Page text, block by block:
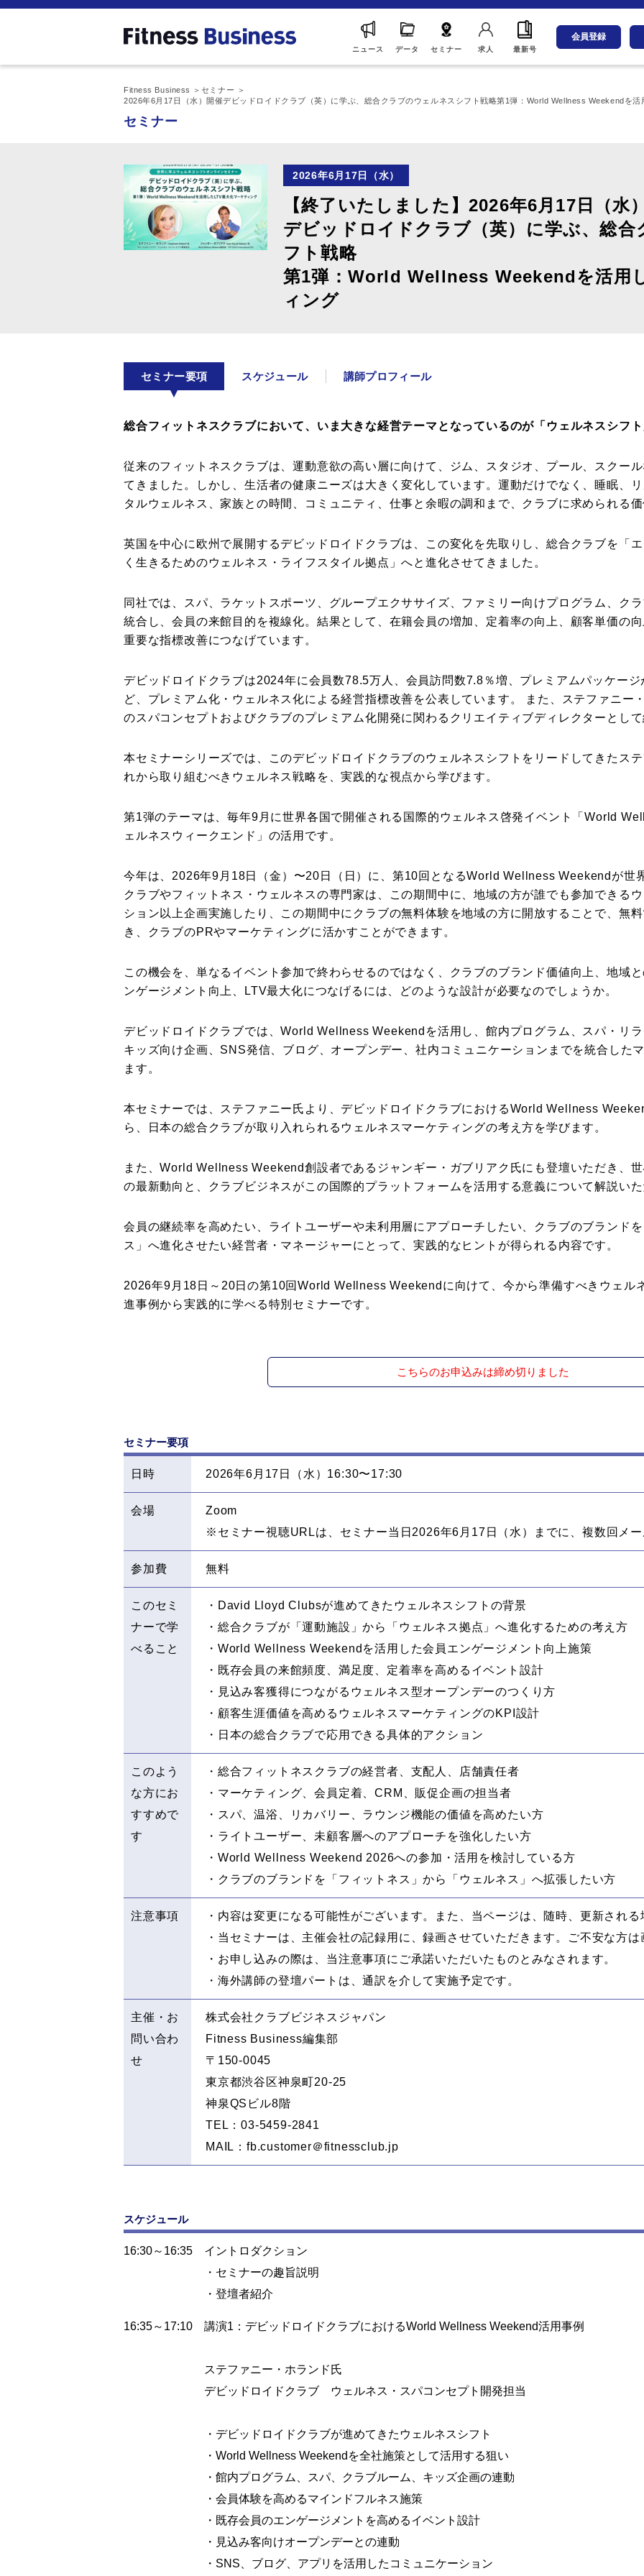
ニュース データ セミナー 求人 最新号
会員登録
Fitness Business
セミナー
2026年6月17日（水）開催デビッドロイドクラブ（英）に学ぶ、総合クラブのウェルネスシフト戦略第1弾：World Wellness Weekendを活
セミナー
2026年6月17日（水）
【終了いたしました】2026年6月17日（水
デビッドロイドクラブ（英）に学ぶ、総
フト戦略
第1弾：World Wellness Weekendを活用
ィング
セミナー要項 スケジュール 講師プロフィール
総合フィットネスクラブにおいて、いま大きな経営テーマとなっているのが「ウェルネスシフト
従来のフィットネスクラブは、運動意欲の高い層に向けて、ジム、スタジオ、プール、スクー
てきました。しかし、生活者の健康ニーズは大きく変化しています。運動だけでなく、睡眠、
タルウェルネス、家族との時間、コミュニティ、仕事と余暇の調和まで、クラブに求められる価
英国を中心に欧州で展開するデビッドロイドクラブは、この変化を先取りし、総合クラブを「
く生きるためのウェルネス・ライフスタイル拠点」へと進化させてきました。
同社では、スパ、ラケットスポーツ、グループエクササイズ、ファミリー向けプログラム、ク
統合し、会員の来館目的を複線化。結果として、在籍会員の増加、定着率の向上、顧客単価の
重要な指標改善につなげています。
デビッドロイドクラブは2024年に会員数78.5万人、会員訪問数7.8％増、プレミアムパッケー
ど、プレミアム化・ウェルネス化による経営指標改善を公表しています。 また、ステファニー
のスパコンセプトおよびクラブのプレミアム化開発に関わるクリエイティブディレクターとして
本セミナーシリーズでは、このデビッドロイドクラブのウェルネスシフトをリードしてきたス
れから取り組むべきウェルネス戦略を、実践的な視点から学びます。
第1弾のテーマは、毎年9月に世界各国で開催される国際的ウェルネス啓発イベント「World
ェルネスウィークエンド」の活用です。
今年は、2026年9月18日（金）〜20日（日）に、第10回となるWorld Wellness Weekendが世
クラブやフィットネス・ウェルネスの専門家は、この期間中に、地域の方が誰でも参加できる
ション以上企画実施したり、この期間中にクラブの無料体験を地域の方に開放することで、無
き、クラブのPRやマーケティングに活かすことができます。
この機会を、単なるイベント参加で終わらせるのではなく、クラブのブランド価値向上、地域
ンゲージメント向上、LTV最大化につなげるには、どのような設計が必要なのでしょうか。
デビッドロイドクラブでは、World Wellness Weekendを活用し、館内プログラム、スパ・リラ
キッズ向け企画、SNS発信、ブログ、オープンデー、社内コミュニケーションまでを統合した
ます。
本セミナーでは、ステファニー氏より、デビッドロイドクラブにおけるWorld Wellness
ら、日本の総合クラブが取り入れられるウェルネスマーケティングの考え方を学びます。
また、World Wellness Weekend創設者であるジャンギー・ガブリアク氏にも登壇いただき、
の最新動向と、クラブビジネスがこの国際的プラットフォームを活用する意義について解説いた
会員の継続率を高めたい、ライトユーザーや未利用層にアプローチしたい、クラブのブランド
ス」へ進化させたい経営者・マネージャーにとって、実践的なヒントが得られる内容です。
2026年9月18日～20日の第10回World Wellness Weekendに向けて、今から準備すべきウェル
進事例から実践的に学べる特別セミナーです。
こちらのお申込みは締め切りました
セミナー要項
日時 2026年6月17日（水）16:30〜17:30
会場
Zoom
※セミナー視聴URLは、セミナー当日2026年6月17日（水）までに、複数回メー
参加費 無料
このセミ
ナーで学
べること
・David Lloyd Clubsが進めてきたウェルネスシフトの背景
・総合クラブが「運動施設」から「ウェルネス拠点」へ進化するための考え方
・World Wellness Weekendを活用した会員エンゲージメント向上施策
・既存会員の来館頻度、満足度、定着率を高めるイベント設計
・見込み客獲得につながるウェルネス型オープンデーのつくり方
・顧客生涯価値を高めるウェルネスマーケティングのKPI設計
・日本の総合クラブで応用できる具体的アクション
このよう
な方にお
すすめで
す
・総合フィットネスクラブの経営者、支配人、店舗責任者
・マーケティング、会員定着、CRM、販促企画の担当者
・スパ、温浴、リカバリー、ラウンジ機能の価値を高めたい方
・ライトユーザー、未顧客層へのアプローチを強化したい方
・World Wellness Weekend 2026への参加・活用を検討している方
・クラブのブランドを「フィットネス」から「ウェルネス」へ拡張したい方
注意事項
・内容は変更になる可能性がございます。また、当ページは、随時、更新される
・当セミナーは、主催会社の記録用に、録画させていただきます。ご不安な方は
・お申し込みの際は、当注意事項にご承諾いただいたものとみなされます。
・海外講師の登壇パートは、通訳を介して実施予定です。
主催・お
問い合わ
せ
株式会社クラブビジネスジャパン
Fitness Business編集部
〒150-0045
東京都渋谷区神泉町20-25
神泉QSビル8階
TEL：03-5459-2841
MAIL：fb.customer＠fitnessclub.jp
スケジュール
16:30～16:35
イントロダクション
・セミナーの趣旨説明
・登壇者紹介
16:35～17:10 講演1：デビッドロイドクラブにおけるWorld Wellness Weekend活用事例
ステファニー・ホランド氏
デビッドロイドクラブ ウェルネス・スパコンセプト開発担当
・デビッドロイドクラブが進めてきたウェルネスシフト
・World Wellness Weekendを全社施策として活用する狙い
・館内プログラム、スパ、クラブルーム、キッズ企画の連動
・会員体験を高めるマインドフルネス施策
・既存会員のエンゲージメントを高めるイベント設計
・見込み客向けオープンデーとの連動
・SNS、ブログ、アプリを活用したコミュニケーション